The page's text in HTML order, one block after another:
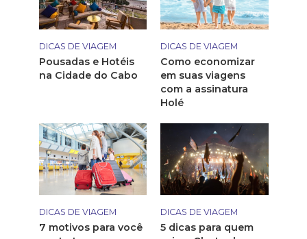
DICAS DE VIAGEM
Pousadas e Hotéis
na Cidade do Cabo
DICAS DE VIAGEM
Como economizar
em suas viagens
com a assinatura
Holé
DICAS DE VIAGEM
7 motivos para você
DICAS DE VIAGEM
5 dicas para quem